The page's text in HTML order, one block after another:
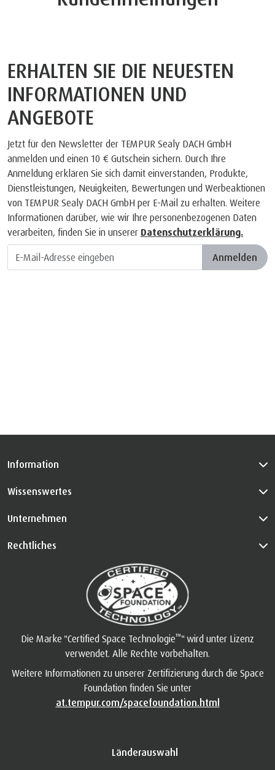
ERHALTEN SIE DIE NEUESTEN
INFORMATIONEN UND
ANGEBOTE
Jetzt für den Newsletter der TEMPUR Sealy DACH GmbH
anmelden und einen 10 € Gutschein sichern. Durch Ihre
Anmeldung erklären Sie sich damit einverstanden, Produkte,
Dienstleistungen, Neuigkeiten, Bewertungen und Werbeaktionen
von TEMPUR Sealy DACH GmbH per E-Mail zu erhalten. Weitere
Informationen darüber, wie wir Ihre personenbezogenen Daten
verarbeiten, finden Sie in unserer Datenschutzerklärung.
Anmelden
Information
Wissenswertes
Unternehmen
Rechtliches
Die Marke "Certified Space Technologie™" wird unter Lizenz
verwendet. Alle Rechte vorbehalten.
Weitere Informationen zu unserer Zertifizierung durch die Space
Foundation finden Sie unter
at.tempur.com/spacefoundation.html
Länderauswahl